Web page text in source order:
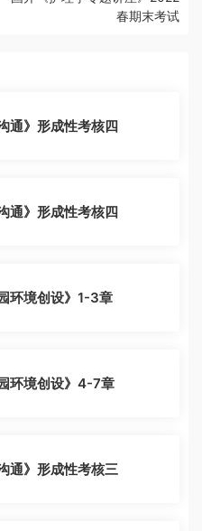
春期末考试
通》形成性考核四
通》形成性考核四
环境创设》1-3章
环境创设》4-7章
通》形成性考核三